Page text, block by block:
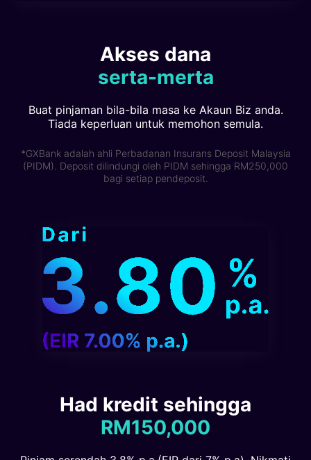
Akses dana
serta-merta
Buat pinjaman bila-bila masa ke Akaun Biz anda.
Tiada keperluan untuk memohon semula.
*GXBank adalah ahli Perbadanan Insurans Deposit Malaysia
(PIDM). Deposit dilindungi oleh PIDM sehingga RM250,000
bagi setiap pendeposit.
Had kredit sehingga
RM150,000